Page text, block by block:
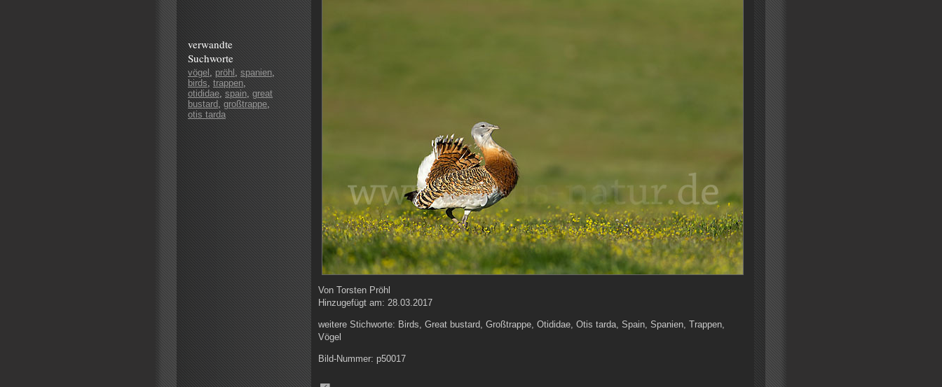
verwandte
Suchworte
vögel , pröhl , spanien,
birds, trappen,
otididae, spain, great
bustard, großtrappe,
otis tarda
VonTorsten Pröhl
Hinzugefügt am:28.03.2017
weitere Stichworte: Birds, Great bustard, Großtrappe, Otididae, Otis tarda, Spain, Spanien, Trappen,
Vögel
Bild-Nummer: p50017